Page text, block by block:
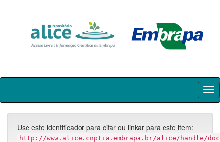
Skip
Use este identificador para citar ou linkar para este item:
http://www.alice.cnptia.embrapa.br/alice/handle/doc/